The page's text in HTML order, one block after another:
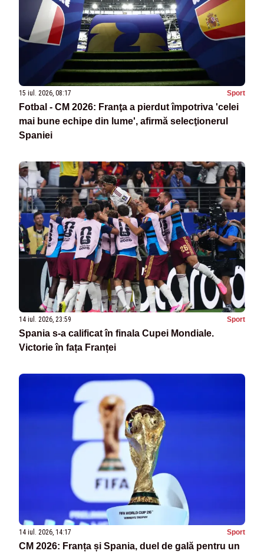
15 iul. 2026, 08:17 Sport
Fotbal - CM 2026: Franţa a pierdut împotriva 'celei
mai bune echipe din lume', afirmă selecţionerul
Spaniei
14 iul. 2026, 23:59 Sport
Spania s-a calificat în finala Cupei Mondiale.
Victorie în fața Franței
14 iul. 2026, 14:17 Sport
CM 2026: Franța și Spania, duel de gală pentru un